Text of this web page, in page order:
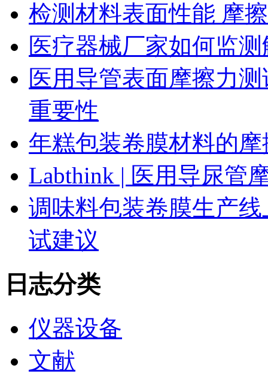
检测材料表面性能 摩
医疗器械厂家如何监
医用导管表面摩擦力
重要性
年糕包装卷膜材料的
Labthink | 医用导尿管
调味料包装卷膜生产
试建议
日志分类
仪器设备
文献